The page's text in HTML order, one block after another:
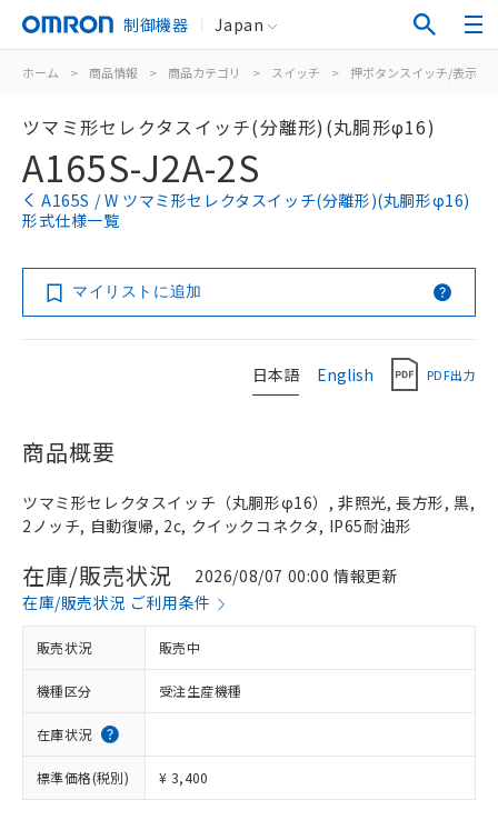
制御機器 Japan
ホーム > 商品情報 > 商品カテゴリ > スイッチ > 押ボタンスイッチ/表示灯
ツマミ形セレクタスイッチ(分離形)(丸胴形φ16)
A165S-J2A-2S
A165S / W ツマミ形セレクタスイッチ(分離形)(丸胴形φ16)
形式仕様一覧
マイリストに追加
日本語 English PDF出力
商品概要
ツマミ形セレクタスイッチ（丸胴形φ16）, 非照光, 長方形, 黒,
2ノッチ, 自動復帰, 2c, クイックコネクタ, IP65耐油形
在庫/販売状況
2026/08/07 00:00 情報更新
在庫/販売状況 ご利用条件
販売状況 販売中
機種区分 受注生産機種
在庫状況
標準価格(税別) ¥ 3,400